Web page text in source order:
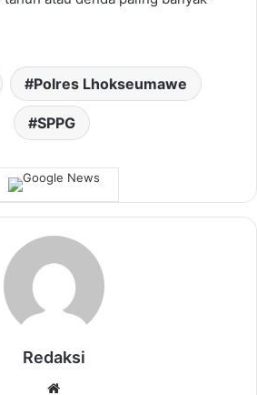
Polres Lhokseumawe
SPPG
Redaksi